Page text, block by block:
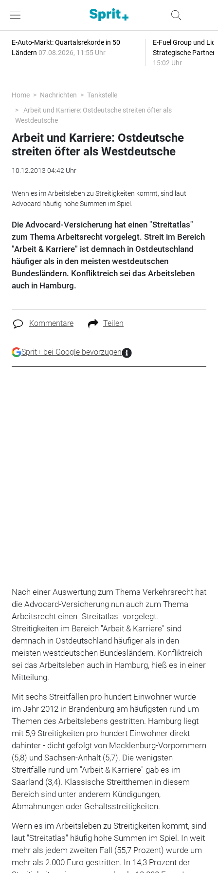
E-Auto-Markt: Quartalsrekorde in 50
Ländern 07.08.2026, 11:55 Uhr
E-Fuel Group und
Strategische
15:02 Uhr
Home Nachrichten
Tankstelle
Arbeit und Karriere: Ostdeutsche streiten öfter als
Westdeutsche
Arbeit und Karriere: Ostdeutsche
streiten öfter als Westdeutsche
10.12.2013 04:42 Uhr
Wenn es im Arbeitsleben zu Streitigkeiten kommt, sind laut
Advocard häufig hohe Summen im Spiel.
Die Advocard-Versicherung hat einen "Streitatlas"
zum Thema Arbeitsrecht vorgelegt. Streit im Bereich
"Arbeit & Karriere" ist demnach in Ostdeutschland
häufiger als in den meisten westdeutschen
Bundesländern. Konfliktreich sei das Arbeitsleben
auch in Hamburg.
Kommentare Teilen
Sprit+ bei Google bevorzugen
Nach einer Auswertung zum Thema Verkehrsrecht hat
die Advocard-Versicherung nun auch zum Thema
Arbeitsrecht einen "Streitatlas" vorgelegt.
Streitigkeiten im Bereich "Arbeit & Karriere" sind
demnach in Ostdeutschland häufiger als in den
meisten westdeutschen Bundesländern. Konfliktreich
sei das Arbeitsleben auch in Hamburg, hieß es in einer
Mitteilung.
Mit sechs Streitfällen pro hundert Einwohner wurde
im Jahr 2012 in Brandenburg am häufigsten rund um
Themen des Arbeitslebens gestritten. Hamburg liegt
mit 5,9 Streitigkeiten pro hundert Einwohner direkt
dahinter - dicht gefolgt von Mecklenburg-Vorpommern
(5,8) und Sachsen-Anhalt (5,7). Die wenigsten
Streitfälle rund um "Arbeit & Karriere" gab es im
Saarland (3,4). Klassische Streitthemen in diesem
Bereich sind unter anderem Kündigungen,
Abmahnungen oder Gehaltsstreitigkeiten.
Wenn es im Arbeitsleben zu Streitigkeiten kommt, sind
laut "Streitatlas" häufig hohe Summen im Spiel. In weit
mehr als jedem zweiten Fall (55,7 Prozent) wurde um
mehr als 2.000 Euro gestritten. In 14,3 Prozent der